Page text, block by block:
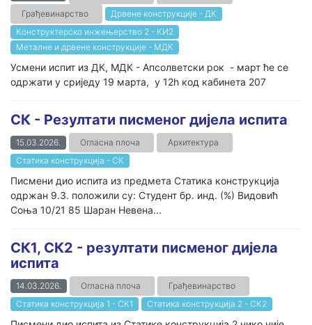
Грађевинарство
Дрвене конструкције - ДК
Конструктерско инжењерство 2 - КИ2
Металне и дрвене конструкције - МДК
Усмени испит из ДК, МДК - Апсолветски рок - март ће се
одржати у сриједу 19 марта, у 12h код кабинета 207
СК - Резултати писменог дијела испита
15.03.2026. Огласна плоча
Архитектура
Статика конструкција - СК
Писмени дио испита из предмета Статика конструкција
одржан 9.3. положили су: Студент бр. инд. (%) Видовић
Соња 10/21 85 Шаран Невена...
СК1, СК2 - резултати писменог дијела
испита
14.03.2026. Огласна плоча
Грађевинарство
Статика конструкција 1 - СК1
Статика конструкција 2 - СК2